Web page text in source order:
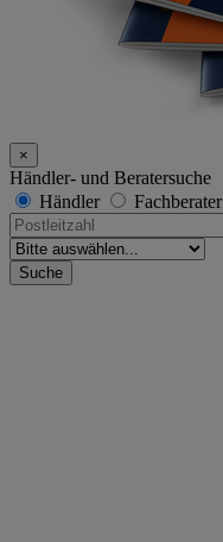
×
Händler- und Beratersuche
Händler
Fachberater